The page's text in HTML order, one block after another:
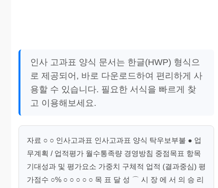
인사 고과표 양식 문서는 한글(HWP) 형식으
로 제공되어, 바로 다운로드하여 편리하게 사
용할 수 있습니다. 필요한 서식을 빠르게 찾
고 이용해보세요.
자료 ○ ○ 인사고과표 인사고과표 양식 탁우보부불 ● 업
무계획 / 업적평가 월수통족량 경영방침 중점목표 항목
기대성과 및 평가요소 가중치 구체적 업적 (결과중심) 평
가점수 ○% ○ ○ ○ ○ ○ 목 표 달 성 ⌒ 시 장 에 서 의 승 리